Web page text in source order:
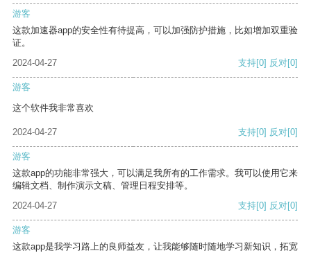
游客
这款加速器app的安全性有待提高，可以加强防护措施，比如增加双重验
证。
2024-04-27
支持[0] 反对[0]
游客
这个软件我非常喜欢
2024-04-27 支持[0] 反对[0]
游客
这款app的功能非常强大，可以满足我所有的工作需求。我可以使用它来
编辑文档、制作演示文稿、管理日程安排等。
2024-04-27
支持[0] 反对[0]
游客
这款app是我学习路上的良师益友，让我能够随时随地学习新知识，拓宽